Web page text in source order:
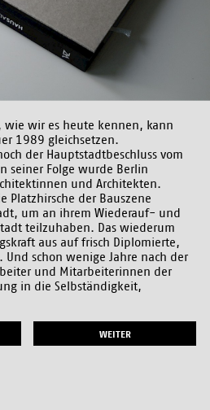
wie wir es heute kennen, kann
1989 gleichsetzen.
der Hauptstadtbeschluss vom
seiner Folge wurde Berlin
und Architekten.
Platzhirsche der Bauszene
um an ihrem Wiederauf- und
teilzuhaben. Das wiederum
aus auf frisch Diplomierte,
schon wenige Jahre nach der
und Mitarbeiterinnen der
in die Selbständigkeit,
WEITER